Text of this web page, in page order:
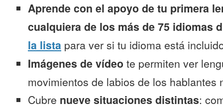
Aprende con el apoyo de tu primera
cualquiera de los más de 75 idiomas
la lista para ver si tu idioma está
Imágenes de vídeo te permiten ver
movimientos de labios de los hablantes
Cubre nueve situaciones distintas: